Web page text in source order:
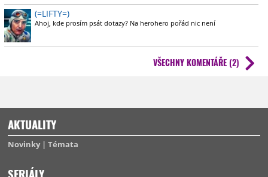
(=LIFTY=)
Ahoj, kde prosím psát dotazy? Na herohero pořád nic není
VŠECHNY KOMENTÁŘE (2)
AKTUALITY
Novinky Témata
SERIÁLY